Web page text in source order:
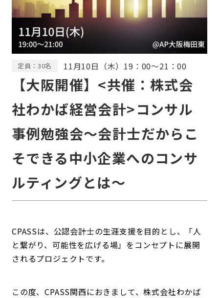
定員：30名 11月10日（木）19：00～21：00
【大阪開催】<共催：株式会
社わかば経営会計>コンサル
事例勉強会〜会計士だからこ
そできる中小企業へのコンサ
ルティングとは〜
CPASSは、公認会計士の生涯支援を目的とし、「人
と繋がり、可能性を広げる場」をコンセプトに展開
されるプロジェクトです。
この度、CPASS関西におきまして、株式会社わかば